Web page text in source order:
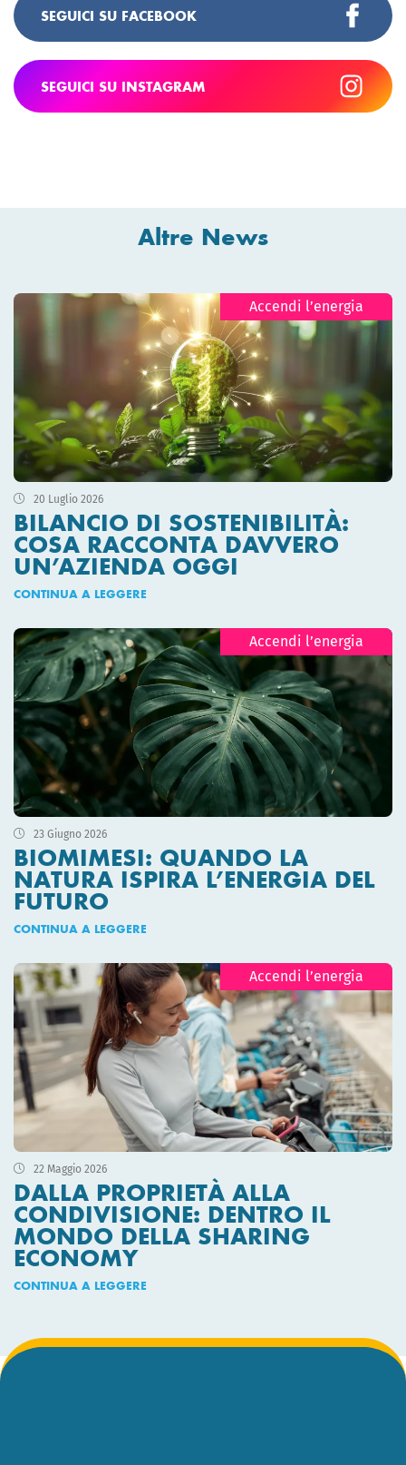
SEGUICI SU FACEBOOK
SEGUICI SU INSTAGRAM
Altre News
Accendi l’energia
20 Luglio 2026
BILANCIO DI SOSTENIBILITÀ:
COSA RACCONTA DAVVERO
UN’AZIENDA OGGI
CONTINUA A LEGGERE
Accendi l’energia
23 Giugno 2026
BIOMIMESI: QUANDO LA
NATURA ISPIRA L’ENERGIA DEL
FUTURO
CONTINUA A LEGGERE
Accendi l’energia
22 Maggio 2026
DALLA PROPRIETÀ ALLA
CONDIVISIONE: DENTRO IL
MONDO DELLA SHARING
ECONOMY
CONTINUA A LEGGERE